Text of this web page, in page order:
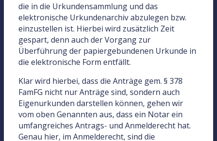
Empfohlene Artikel unserer Partner, die sich
bewährt haben
Onlinebeurkundung
Produkte rund um die erfolgreiche
Beurkundung online.
Jetzt mehr erfahren
die in die Urkundensammlung und das
elektronische Urkundenarchiv abzulegen bzw.
einzustellen ist. Hierbei wird zusätzlich Zeit
gespart, denn auch der Vorgang zur
Überführung der papiergebundenen Urkunde in
die elektronische Form entfällt.
Klar wird hierbei, dass die Anträge gem. § 378
FamFG nicht nur Anträge sind, sondern auch
Eigenurkunden darstellen können, gehen wir
vom oben Genannten aus, dass ein Notar ein
umfangreiches Antrags- und Anmelderecht hat.
Genau hier, im Anmelderecht, sind die